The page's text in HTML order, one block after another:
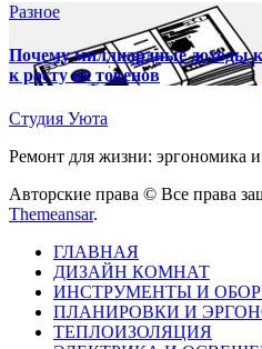
Разное
Почему миллиардные доходы
к росту их токенов
Студия Уюта
Ремонт для жизни: эргономика и
Авторские права © Все права
Themeansar.
ГЛАВНАЯ
ДИЗАЙН КОМНАТ
ИНСТРУМЕНТЫ И
ПЛАНИРОВКИ И
ТЕПЛОИЗОЛЯЦИЯ